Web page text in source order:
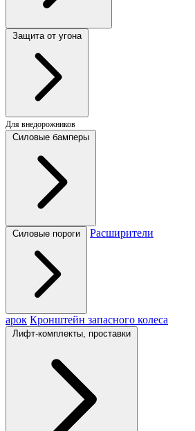
Защита от угона
Для внедорожников
Силовые бамперы
Силовые пороги Расширители
арок Кронштейн запасного колеса
Лифт-комплекты, проставки